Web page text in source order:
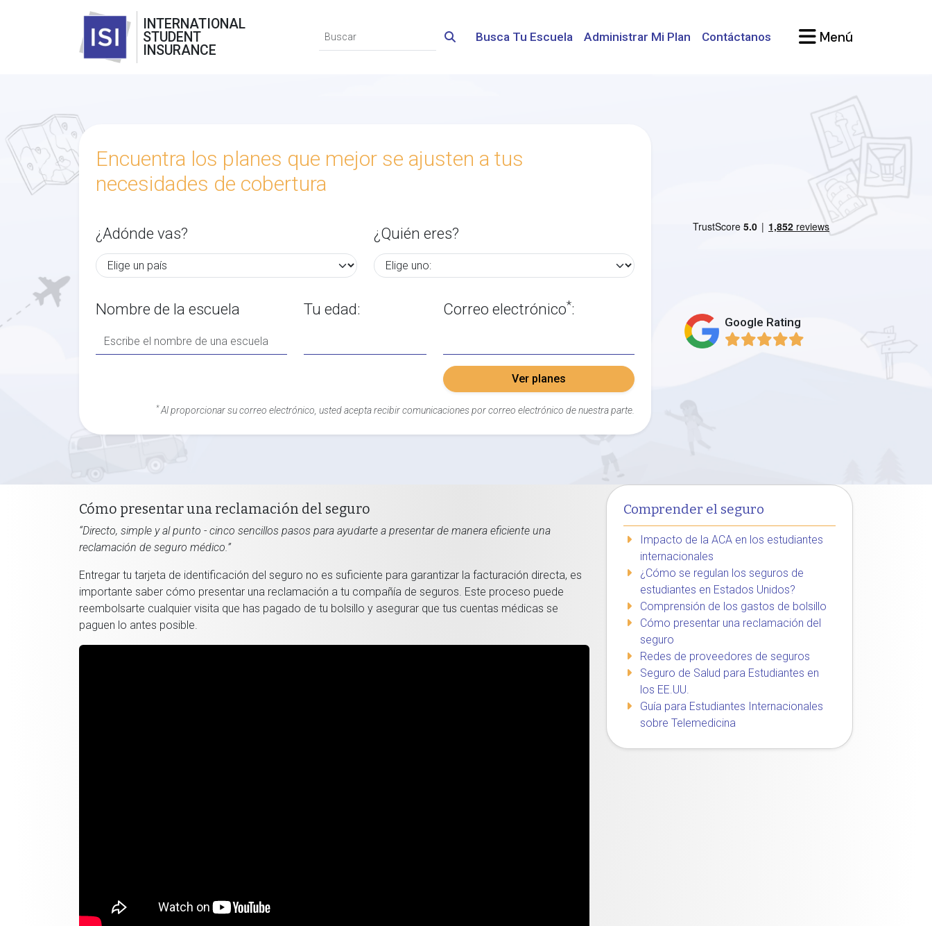
INTERNATIONAL
STUDENT
INSURANCE
Busca Tu Escuela Administrar Mi Plan Contáctanos Menú
Encuentra los planes que mejor se ajusten a tus
necesidades de cobertura
¿Adónde vas? ¿Quién eres?
Nombre de la escuela Tu edad: Correo electrónico*:
Ver planes
* Al proporcionar su correo electrónico, usted acepta recibir comunicaciones por correo electrónico de nuestra parte.
Google Rating
Cómo presentar una reclamación del seguro
“Directo, simple y al punto - cinco sencillos pasos para ayudarte a presentar de manera eficiente una
reclamación de seguro médico.”
Entregar tu tarjeta de identificación del seguro no es suficiente para garantizar la facturación directa, es
importante saber cómo presentar una reclamación a tu compañía de seguros. Este proceso puede
reembolsarte cualquier visita que has pagado de tu bolsillo y asegurar que tus cuentas médicas se
paguen lo antes posible.
Comprender el seguro
Impacto de la ACA en los estudiantes
internacionales
¿Cómo se regulan los seguros de
estudiantes en Estados Unidos?
Comprensión de los gastos de bolsillo
Cómo presentar una reclamación del
seguro
Redes de proveedores de seguros
Seguro de Salud para Estudiantes en
los EE.UU.
Guía para Estudiantes Internacionales
sobre Telemedicina